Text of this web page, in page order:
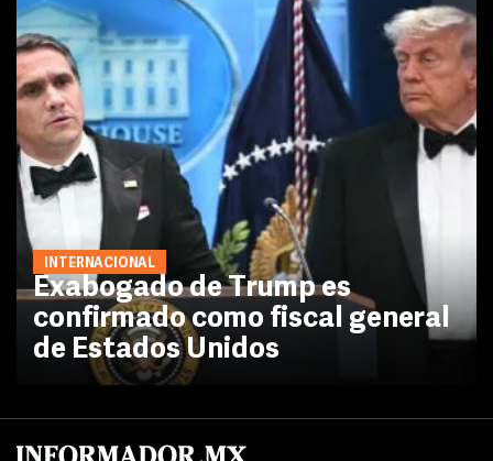
INTERNACIONAL
Exabogado de Trump es
confirmado como fiscal general
de Estados Unidos